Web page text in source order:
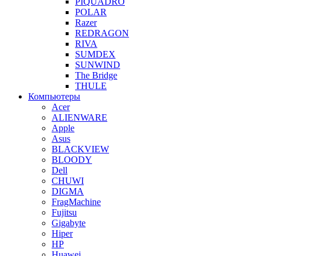
POLAR
Razer
REDRAGON
RIVA
SUMDEX
SUNWIND
The Bridge
THULE
Компьютеры
Acer
ALIENWARE
Apple
Asus
BLACKVIEW
BLOODY
Dell
CHUWI
DIGMA
FragMachine
Fujitsu
Gigabyte
Hiper
HP